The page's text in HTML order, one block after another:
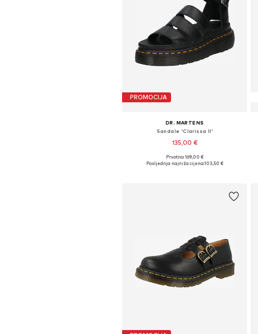
PROMOCIJA
DR. MARTENS
Sandale 'Clarissa II'
135,00 €
Dostupno u više veličina
Prvotno: 169,00 €
Posljednja najniža cijena:103,50 €